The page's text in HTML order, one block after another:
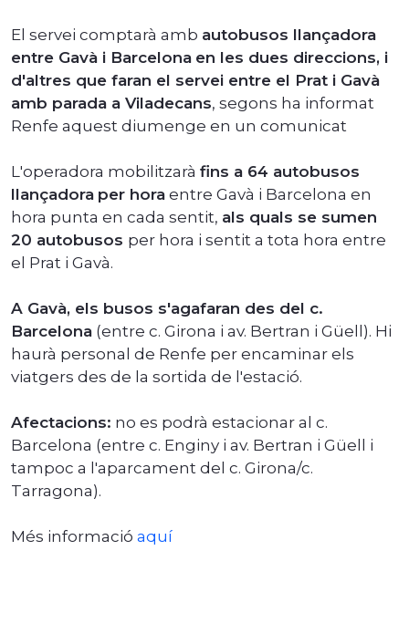
El servei comptarà amb autobusos llançadora
entre Gavà i Barcelona en les dues direccions, i
d'altres que faran el servei entre el Prat i Gavà
amb parada a Viladecans, segons ha informat
Renfe aquest diumenge en un comunicat
L'operadora mobilitzarà fins a 64 autobusos
llançadora per hora entre Gavà i Barcelona en
hora punta en cada sentit, als quals se sumen
20 autobusos per hora i sentit a tota hora entre
el Prat i Gavà.
A Gavà, els busos s'agafaran des del c.
Barcelona (entre c. Girona i av. Bertran i Güell). Hi
haurà personal de Renfe per encaminar els
viatgers des de la sortida de l'estació.
Afectacions: no es podrà estacionar al c.
Barcelona (entre c. Enginy i av. Bertran i Güell i
tampoc a l'aparcament del c. Girona/c.
Tarragona).
Més informació aquí